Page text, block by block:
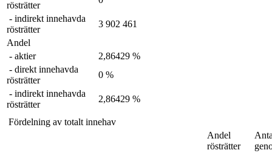
rösträtter
- indirekt innehavda
rösträtter
3 902 461
Andel
- aktier
2,86429 %
- direkt innehavda
rösträtter
0 %
- indirekt innehavda
rösträtter
2,86429 %
Fördelning av totalt innehav
Andel
rösträtter